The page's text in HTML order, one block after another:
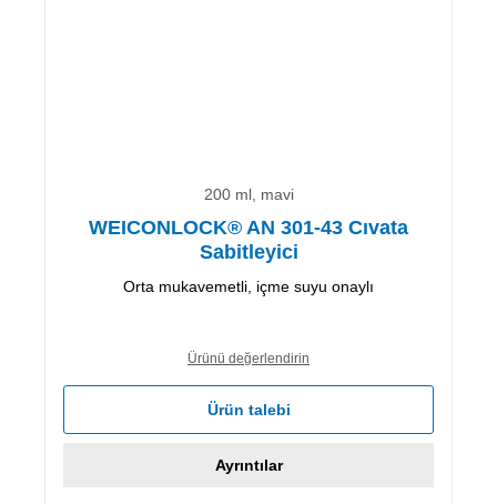
200 ml, mavi
WEICONLOCK® AN 301-43 Cıvata
Sabitleyici
Orta mukavemetli, içme suyu onaylı
Ürünü değerlendirin
Ürün talebi
Ayrıntılar